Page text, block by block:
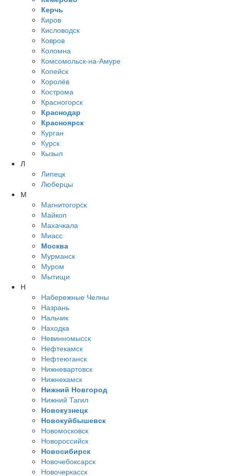
Керчь
Киров
Кисловодск
Ковров
Коломна
Комсомольск-на-Амуре
Копейск
Королёв
Кострома
Красногорск
Краснодар
Красноярск
Курган
Курск
Кызыл
Л
Липецк
Люберцы
М
Магнитогорск
Майкоп
Махачкала
Миасс
Москва
Мурманск
Муром
Мытищи
Н
Набережные Челны
Назрань
Нальчик
Находка
Невинномысск
Нефтекамск
Нефтеюганск
Нижневартовск
Нижнекамск
Нижний Новгород
Нижний Тагил
Новокузнецк
Новокуйбышевск
Новомосковск
Новороссийск
Новосибирск
Новочебоксарск
Новочеркасск